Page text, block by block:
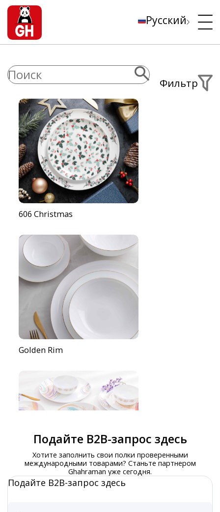
Русский
606 Christmas
Golden Rim
Rainbow 941
Фильтр
Подайте B2B-запрос здесь
Хотите заполнить свои полки проверенными
международными товарами? Станьте партнером
Ghahraman уже сегодня.
Подайте B2B-запрос здесь